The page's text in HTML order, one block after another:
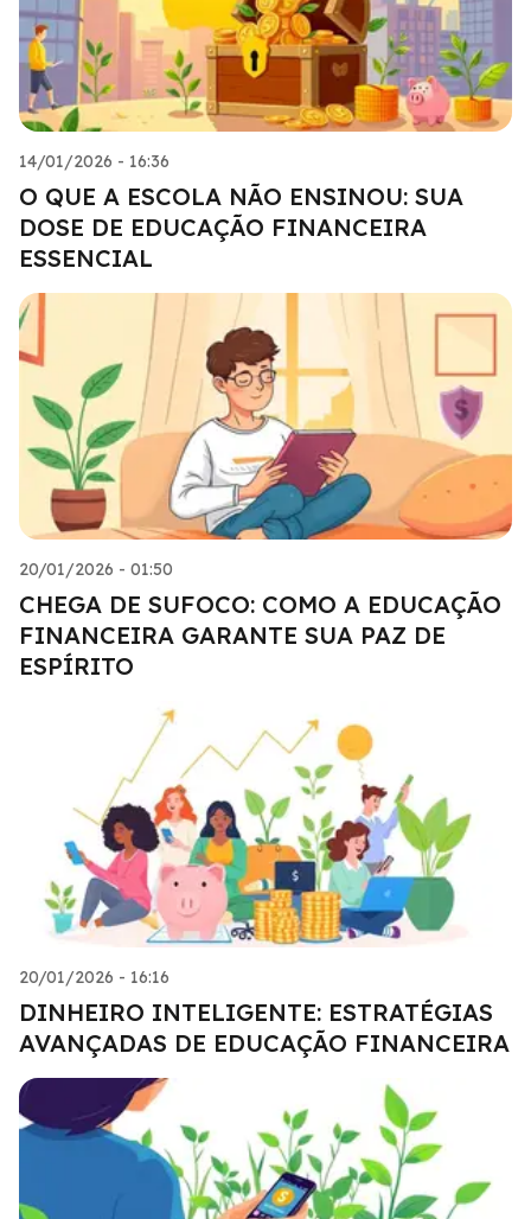
14/01/2026 - 16:36
O QUE A ESCOLA NÃO ENSINOU: SUA
DOSE DE EDUCAÇÃO FINANCEIRA
ESSENCIAL
20/01/2026 - 01:50
CHEGA DE SUFOCO: COMO A EDUCAÇÃO
FINANCEIRA GARANTE SUA PAZ DE
ESPÍRITO
20/01/2026 - 16:16
DINHEIRO INTELIGENTE: ESTRATÉGIAS
AVANÇADAS DE EDUCAÇÃO FINANCEIRA